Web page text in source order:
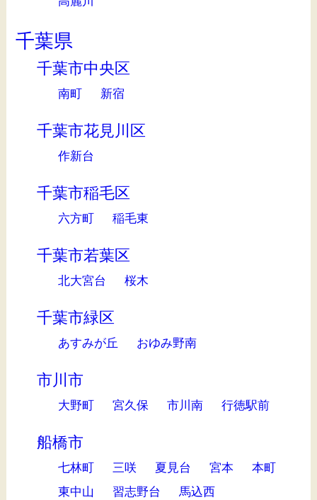
千葉県
千葉市中央区
南町 新宿
千葉市花見川区
作新台
千葉市稲毛区
六方町 稲毛東
千葉市若葉区
北大宮台 桜木
千葉市緑区
あすみが丘 おゆみ野南
市川市
大野町 宮久保 市川南 行徳駅前
船橋市
七林町 三咲 夏見台 宮本
本町
東中山
習志野台 馬込西